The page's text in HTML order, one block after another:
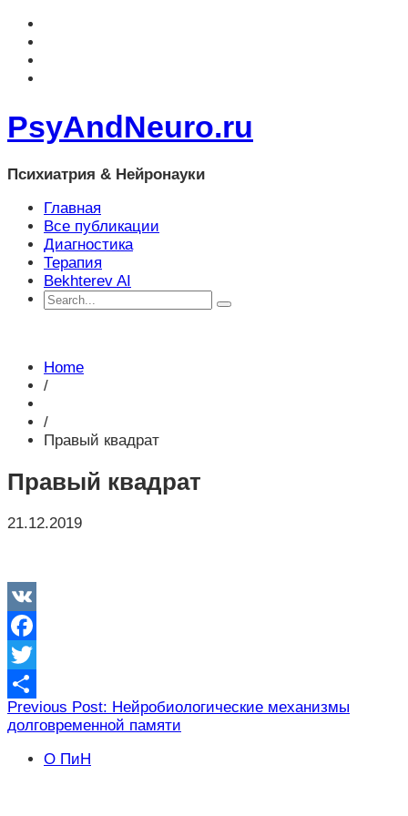
PsyAndNeuro.ru
Психиатрия & Нейронауки
Главная
Все публикации
Диагностика
Терапия
Bekhterev AI
Home
/
/
Правый квадрат
Правый квадрат
21.12.2019
VK
Facebook
Twitter
Отправить
Навигация
по
записям
Previous Post: Нейробиологические механизмы
долговременной памяти
О ПиН